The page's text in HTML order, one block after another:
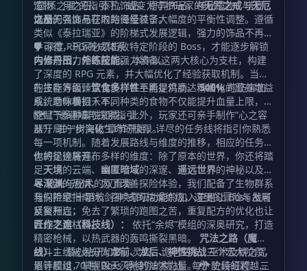
“圆环之理”的指引下，蜕变为守护玩家的无咒之戒与无厄
之册。
遗物、月之石、泰拉饰品、奇异饰品、神秘遗物、塔罗牌
以及无名饰品在内的海量装备。
饰品的强度与获取路径经过了大幅度的平衡性调整。遵循
类似《泰拉瑞亚》的阶梯式发展逻辑，强力的饰品不再唾
手可得，玩家必须击败特定阶段的 Boss，才能逐步解锁
与当前战力相匹配的强力装备。
🛡️ 深度 RPG 养成体系
内修丹田，外练技能。本作以这两大核心为支柱，构建
了深度的 RPG 元素，并大幅优化了经验获取机制。当你
的技能等级臻至化境，甚至能提供高达500%的伤害加
成，助你横扫千军。
在生存方面，饮食多样性不再是鸡肋。精细化的营养增益
系统意味着摄入不同种类的食物不仅能提升血量上限，还
能赋予多种属性加成。此外，玩家还可亲手制作“心之容
器”，进一步突破生命的极限。
🗺️ 广袤疆域与探索指引
从开局的“树海化”章节开始，详尽的任务线将指引你熟悉
每一项机制。随着发展路线与维度的推移，相应的任务链
也将徐徐展开。
你的足迹将遍布多样的维度：除了原本的世界，你还将踏
足天境的云端、 幽匿暗域的深邃、 遥远世界的神秘以及极
尽深渊的恐惧。为了改善探险体验，我们配备了生物群系
与探险家指南针，召唤祭坛功能的加入更是让 Boss 战可
反复开启，免去了繁琐的跑图之苦，重复配方的优化也让
合成不再枯燥。
🔥 枪火与秘术的双重奏
我们拒绝“十里坡剑神”式的枯燥练级，这里的冒险与发展
紧密相连：
匠作之途（科技线）：
依托“余烬”模组的深奥研究，打造
精密枪械，以热武器的轰鸣撕裂黑暗。 咒法之路（魔法
线）：潜心钻研幻梦、灵灾、诡厄巫法、巫术及铁之咒
语等模组，掌握毁天灭地的法术力量。 🐉 史诗征程：三
战斗主线被划分为龙前、龙后、神性挑战三个宏大阶段，
累计超过 70 种 Boss 等待你的挑战。每个阶段的跨越，